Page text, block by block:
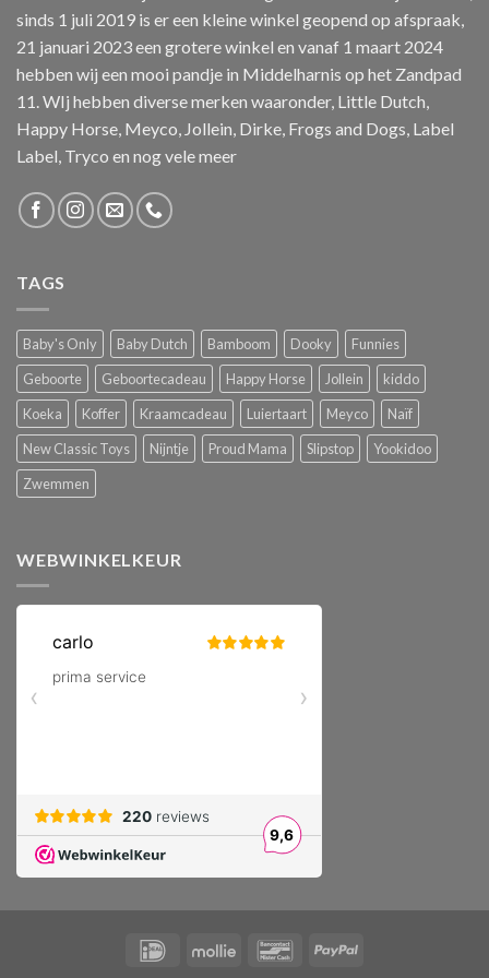
sinds 1 juli 2019 is er een kleine winkel geopend op afspraak,
21 januari 2023 een grotere winkel en vanaf 1 maart 2024
hebben wij een mooi pandje in Middelharnis op het Zandpad
11. WIj hebben diverse merken waaronder, Little Dutch,
Happy Horse, Meyco, Jollein, Dirke, Frogs and Dogs, Label
Label, Tryco en nog vele meer
TAGS
Baby's Only Baby Dutch Bamboom Dooky
Funnies
Geboorte
Geboortecadeau Happy Horse Jollein
kiddo
Koeka
Koffer Kraamcadeau Luiertaart Meyco
Naïf
New Classic Toys
Nijntje Proud Mama Slipstop
Yookidoo
Zwemmen
WEBWINKELKEUR